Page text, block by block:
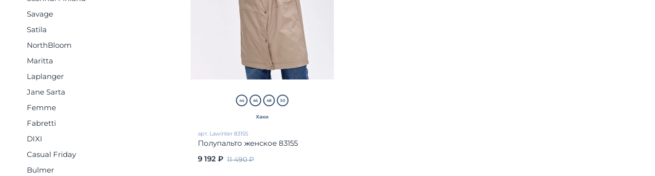
44 46 48 50
Хаки
арт. Lawinter 83155
Полупальто женское 83155
9 192 ₽ 11 490 ₽
Savage
Satila
NorthBloom
Maritta
Laplanger
Jane Sarta
Femme
Fabretti
DIXI
Casual Friday
Bulmer